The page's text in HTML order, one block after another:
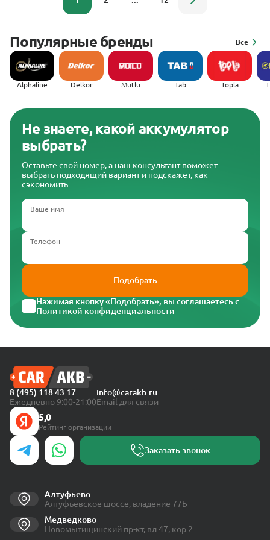
Популярные бренды Все
Alphaline Delkor Mutlu Tab Topla
Не знаете, какой аккумулятор
выбрать?
Оставьте свой номер, а наш консультант поможет
выбрать подходящий вариант и подскажет, как
сэкономить
Ваше имя
Телефон
Подобрать
Нажимая кнопку «Подобрать», вы соглашаетесь с
Политикой конфиденциальности
8 (495) 118 43 17
Ежедневно 9:00-21:00
info@carakb.ru
Email для связи
5,0
Рейтинг организации
Заказать звонок
Алтуфьево
Алтуфьевское шоссе, владение 77Б
Медведково
Новомытищинский пр-кт, вл 47, кор 2